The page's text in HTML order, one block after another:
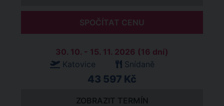
SPOČÍTAT CENU
30. 10. - 15. 11. 2026 (16 dní)
Katovice
Snídaně
43 597 Kč
ZOBRAZIT TERMÍN